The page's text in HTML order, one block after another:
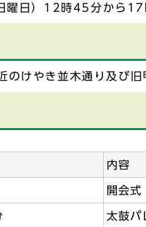
曜日）12時45分から17
のけやき並木通り及び旧
内容
開会式
太鼓パ